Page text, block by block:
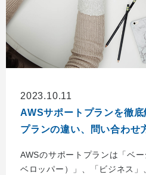
2023.10.11
AWSサポートプランを徹
プランの違い、問い合わせ
AWSのサポートプランは「ベ
ベロッパー）」、「ビジネス」